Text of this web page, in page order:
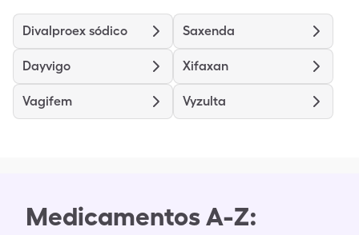
Divalproex sódico Saxenda
Dayvigo Xifaxan
Vagifem Vyzulta
Medicamentos A-Z: